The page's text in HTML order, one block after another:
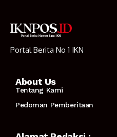
Portal Berita No 1 IKN
About Us
Tentang Kami
Pedoman Pemberitaan